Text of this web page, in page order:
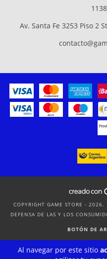
Al navegar por este sitio
Av. Santa Fe 3253 Piso 2
COPYRIGHT GAME STORE - 2026.
DEFENSA DE LAS Y LOS
BOTÓN DE